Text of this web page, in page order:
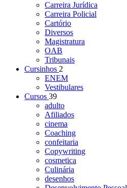
Carreira Jurídica
Carreira Policial
Cartório
Diversos
Magistratura
OAB
Tribunais
Cursinhos 2
ENEM
Vestibulares
Cursos 39
adulto
Afiliados
cinema
Coaching
confeitaria
Copywriting
cosmetica
Culinária
desenhos